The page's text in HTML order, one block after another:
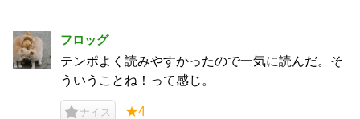
フロッグ
テンポよく読みやすかったので一気に読んだ。そ
ういうことね！って感じ。
ナイス ★4